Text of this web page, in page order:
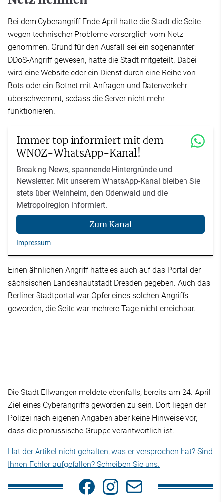
Bei dem Cyberangriff Ende April hatte die Stadt die Seite
wegen technischer Probleme vorsorglich vom Netz
genommen. Grund für den Ausfall sei ein sogenannter
DDoS-Angriff gewesen, hatte die Stadt mitgeteilt. Dabei
wird eine Website oder ein Dienst durch eine Reihe von
Bots oder ein Botnet mit Anfragen und Datenverkehr
überschwemmt, sodass die Server nicht mehr
funktionieren.
Immer top informiert mit dem
WNOZ-WhatsApp-Kanal!
Breaking News, spannende Hintergründe und
Newsletter: Mit unserem WhatsApp-Kanal bleiben Sie
stets über Weinheim, den Odenwald und die
Metropolregion informiert.
Zum Kanal
Impressum
Einen ähnlichen Angriff hatte es auch auf das Portal der
sächsischen Landeshautstadt Dresden gegeben. Auch das
Berliner Stadtportal war Opfer eines solchen Angriffs
geworden, die Seite war mehrere Tage nicht erreichbar.
Die Stadt Ellwangen meldete ebenfalls, bereits am 24. April
Ziel eines Cyberangriffs geworden zu sein. Dort liegen der
Polizei nach eigenen Angaben aber keine Hinweise vor,
dass die prorussische Gruppe verantwortlich ist.
Hat der Artikel nicht gehalten, was er versprochen hat? Sind
Ihnen Fehler aufgefallen? Schreiben Sie uns.